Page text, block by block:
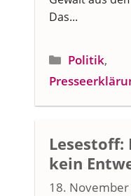
Das...
Kategorien
Politik,
kein
18. November